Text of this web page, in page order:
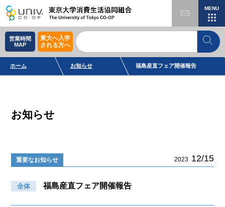
MENU
営業時間
MAP
東大へ入学
される方へ
ホーム お知らせ 福島産直フェア開催報告
お知らせ
重要なお知らせ 2023 12/15
全体 福島産直フェア開催報告